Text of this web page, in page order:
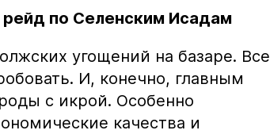
по Селенским Исадам
угощений на базаре. Все
И, конечно, главным
с икрой. Особенно
качества и